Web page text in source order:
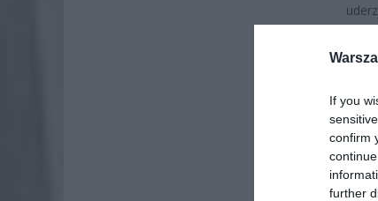
If you
confirm
further